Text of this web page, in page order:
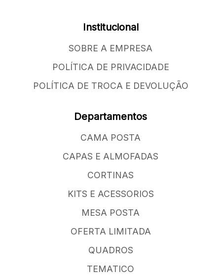
Institucional
SOBRE A EMPRESA
POLÍTICA DE PRIVACIDADE
POLÍTICA DE TROCA E DEVOLUÇÃO
Departamentos
CAMA POSTA
CAPAS E ALMOFADAS
CORTINAS
KITS E ACESSORIOS
MESA POSTA
OFERTA LIMITADA
QUADROS
TEMATICO